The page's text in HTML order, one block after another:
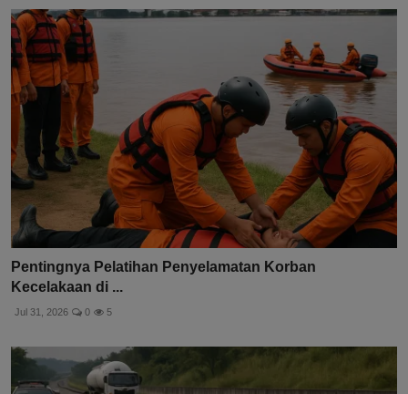
Pentingnya Pelatihan Penyelamatan Korban
Kecelakaan di ...
Jul 31, 2026 0 5